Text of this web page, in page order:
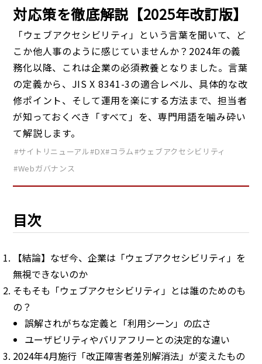
対応策を徹底解説【2025年改訂版】
「ウェブアクセシビリティ」という言葉を聞いて、ど
こか他人事のように感じていませんか？2024年の義
務化以降、これは企業の必須教養となりました。言葉
の定義から、JIS X 8341-3の適合レベル、具体的な改
修ポイント、そして運用を楽にする方法まで、担当者
が知っておくべき「すべて」を、専門用語を噛み砕い
て解説します。
#サイトリニューアル#DX#コラム#ウェブアクセシビリティ
#Webガバナンス
目次
【結論】なぜ今、企業は「ウェブアクセシビリティ」を
無視できないのか
そもそも「ウェブアクセシビリティ」とは誰のためのも
の？
誤解されがちな定義と「利用シーン」の広さ
ユーザビリティやバリアフリーとの決定的な違い
2024年4月施行「改正障害者差別解消法」が変えたもの